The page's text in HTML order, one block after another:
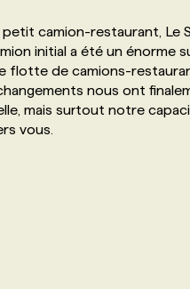
camion-restaurant, Le
initial a été un énorme
flotte de camions-
nous ont
mais surtout notre
vous.